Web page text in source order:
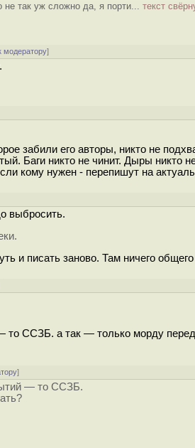
не так уж сложно да, я порти... текст
модератору]
забили его авторы, никто не
Баги никто не чинит. Дыры никто
кому нужен - перепишут на
выбросить.
и писать заново. Там ничего общего
ССЗБ. а так — только морду
]
— то ССЗБ.